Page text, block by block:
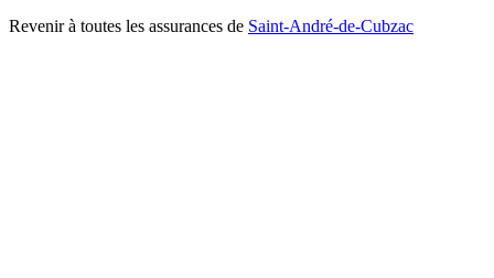
Revenir à toutes les assurances de Saint-André-de-Cubzac